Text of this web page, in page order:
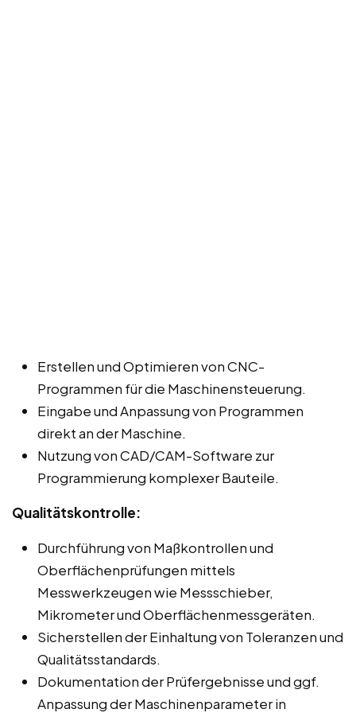
Erstellen und Optimieren von CNC-
Programmen für die Maschinensteuerung.
Eingabe und Anpassung von Programmen
direkt an der Maschine.
Nutzung von CAD/CAM-Software zur
Programmierung komplexer Bauteile.
Qualitätskontrolle:
Durchführung von Maßkontrollen und
Oberflächenprüfungen mittels
Messwerkzeugen wie Messschieber,
Mikrometer und Oberflächenmessgeräten.
Sicherstellen der Einhaltung von Toleranzen und
Qualitätsstandards.
Dokumentation der Prüfergebnisse und ggf.
Anpassung der Maschinenparameter in